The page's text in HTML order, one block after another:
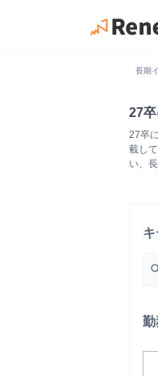
長期
27
27卒
載し
い、
勤